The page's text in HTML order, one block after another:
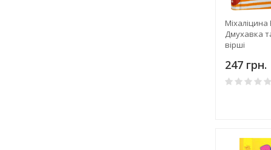
Дмухавка
вірші
247 грн.